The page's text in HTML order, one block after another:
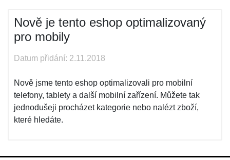
Nově je tento eshop optimalizovaný
pro mobily
Datum přidání: 2.11.2018
Nově jsme tento eshop optimalizovali pro mobilní
telefony, tablety a další mobilní zařízení. Můžete tak
jednodušeji procházet kategorie nebo nalézt zboží,
které hledáte.